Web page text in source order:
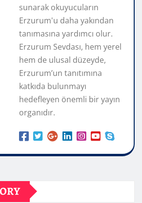
sunarak okuyucuların
Erzurum'u daha yakından
tanımasına yardımcı olur.
Erzurum Sevdası, hem yerel
hem de ulusal düzeyde,
Erzurum’un tanıtımına
katkıda bulunmayı
hedefleyen önemli bir yayın
organıdır.